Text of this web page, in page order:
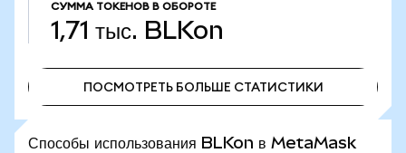
СУММА ТОКЕНОВ В ОБОРОТЕ
1,71 тыс. BLKon
ПОСМОТРЕТЬ БОЛЬШЕ СТАТИСТИКИ
Способы использования BLKon в MetaMask